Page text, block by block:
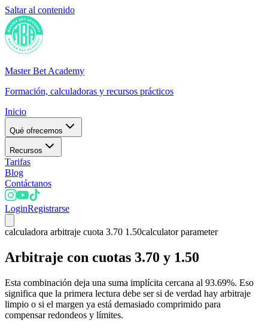
Saltar al contenido
Master Bet Academy
Formación, calculadoras y recursos prácticos
Inicio
Qué ofrecemos
Recursos
Tarifas
Blog
Contáctanos
LoginRegistrarse
calculadora arbitraje cuota 3.70 1.50calculator parameter
Arbitraje con cuotas 3.70 y 1.50
Esta combinación deja una suma implícita cercana al 93.69%. Eso
significa que la primera lectura debe ser si de verdad hay arbitraje
limpio o si el margen ya está demasiado comprimido para
compensar redondeos y límites.